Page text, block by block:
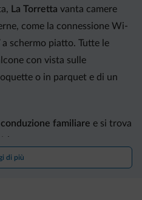
La Torretta vanta camere
come la connessione Wi-
schermo piatto. Tutte le
con vista sulle
o in parquet e di un
conduzione familiare e si trova
vasta gamma di prodotti
di più